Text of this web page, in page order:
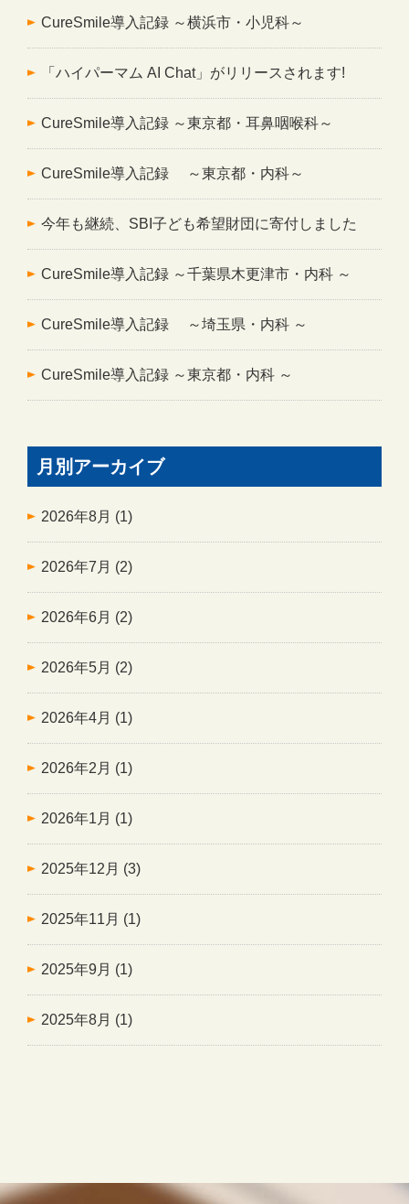
CureSmile導入記録 ～横浜市・小児科～
「ハイパーマム AI Chat」がリリースされます!
CureSmile導入記録 ～東京都・耳鼻咽喉科～
CureSmile導入記録 ～東京都・内科～
今年も継続、SBI子ども希望財団に寄付しました
CureSmile導入記録 ～千葉県木更津市・内科 ～
CureSmile導入記録 ～埼玉県・内科 ～
CureSmile導入記録 ～東京都・内科 ～
月別アーカイブ
2026年8月 (1)
2026年7月 (2)
2026年6月 (2)
2026年5月 (2)
2026年4月 (1)
2026年2月 (1)
2026年1月 (1)
2025年12月 (3)
2025年11月 (1)
2025年9月 (1)
2025年8月 (1)